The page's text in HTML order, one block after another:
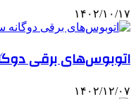
۱۴۰۲/۱۰/۱۷
اتوبوس‌های برقی
۱۴۰۲/۱۲/۰۷